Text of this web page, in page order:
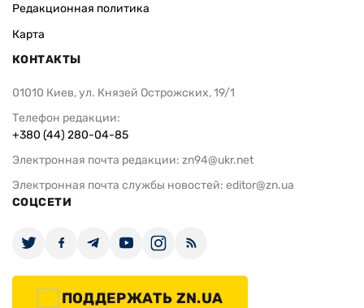
Редакционная политика
Карта
КОНТАКТЫ
01010 Киев, ул. Князей Острожских, 19/1
Телефон редакции:
+380 (44) 280-04-85
Электронная почта редакции: zn94@ukr.net
Электронная почта службы новостей: editor@zn.ua
СОЦСЕТИ
ПОДДЕРЖАТЬ ZN.UA